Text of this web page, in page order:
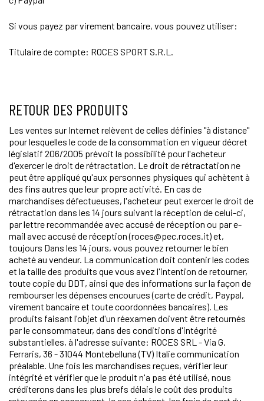
Si vous payez par virement bancaire, vous pouvez utiliser:
Titulaire de compte: ROCES SPORT S.R.L.
RETOUR DES PRODUITS
Les ventes sur Internet relèvent de celles définies "à distance"
pour lesquelles le code de la consommation en vigueur décret
législatif 206/2005 prévoit la possibilité pour l'acheteur
d'exercer le droit de rétractation. Le droit de rétractation ne
peut être appliqué qu'aux personnes physiques qui achètent à
des fins autres que leur propre activité. En cas de
marchandises défectueuses, l'acheteur peut exercer le droit de
rétractation dans les 14 jours suivant la réception de celui-ci,
par lettre recommandée avec accusé de réception ou par e-
mail avec accusé de réception (roces@pec.roces.it) et,
toujours Dans les 14 jours, vous pouvez retourner le bien
acheté au vendeur. La communication doit contenir les codes
et la taille des produits que vous avez l'intention de retourner,
toute copie du DDT, ainsi que des informations sur la façon de
rembourser les dépenses encourues (carte de crédit, Paypal,
virement bancaire et toute coordonnées bancaires). Les
produits faisant l'objet d'un réexamen doivent être retournés
par le consommateur, dans des conditions d'intégrité
substantielles, à l'adresse suivante: ROCES SRL - Via G.
Ferraris, 36 - 31044 Montebelluna (TV) Italie communication
préalable. Une fois les marchandises reçues, vérifier leur
intégrité et vérifier que le produit n'a pas été utilisé, nous
créditerons dans les plus brefs délais le coût des produits